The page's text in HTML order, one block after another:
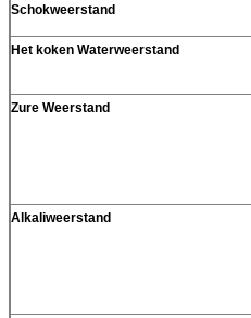
Schokweerstand
Het koken Waterweerstand
Zure Weerstand
Alkaliweerstand